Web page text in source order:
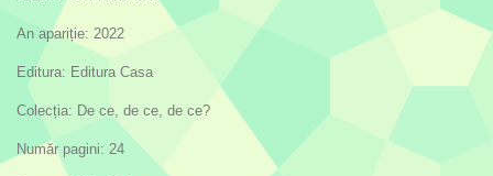
An apariție: 2022
Editura: Editura Casa
Colecția: De ce, de ce, de ce?
Număr pagini: 24